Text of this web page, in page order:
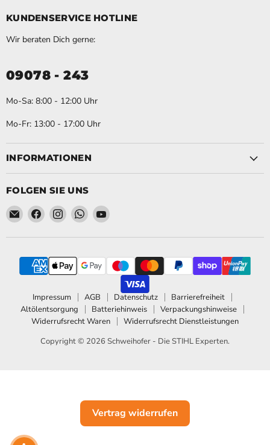
KUNDENSERVICE HOTLINE
Wir beraten Dich gerne:
09078 - 243
Mo-Sa: 8:00 - 12:00 Uhr
Mo-Fr: 13:00 - 17:00 Uhr
INFORMATIONEN
FOLGEN SIE UNS
Email Schweihofer - Die STIHL Experten.
Finden Sie uns auf Facebook
Finden Sie uns auf Instagram
Finden Sie uns auf WhatsApp
Finden Sie uns auf YouTube
Impressum AGB Datenschutz
Barrierefreiheit
Altölentsorgung
Batteriehinweis
Verpackungshinweise
Widerrufsrecht Waren
Widerrufsrecht Dienstleistungen
Copyright © 2026 Schweihofer - Die STIHL Experten.
Vertrag widerrufen